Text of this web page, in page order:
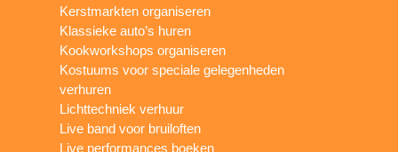
Kerstmarkten organiseren
Klassieke auto’s huren
Kookworkshops organiseren
Kostuums voor speciale gelegenheden
verhuren
Lichttechniek verhuur
Live band voor bruiloften
Live performances boeken